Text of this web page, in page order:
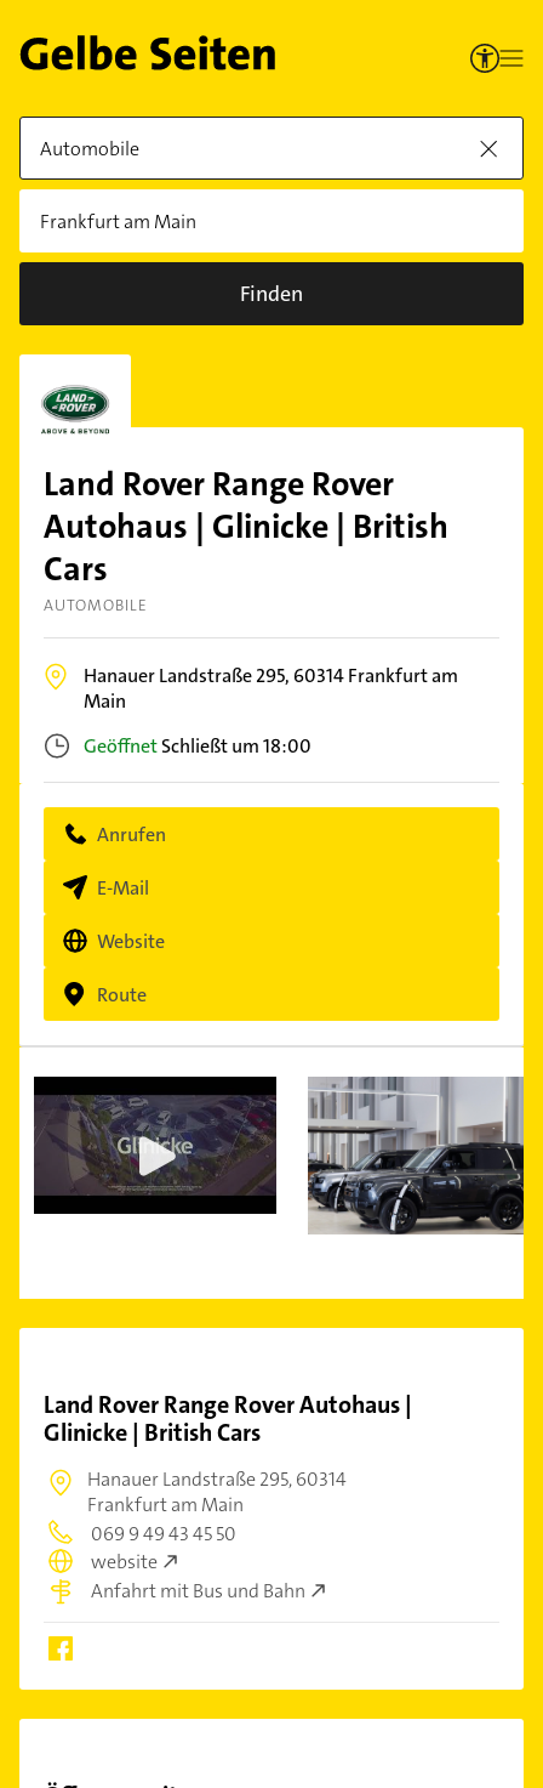
Finden
Land Rover Range Rover
Autohaus | Glinicke | British
Cars
AUTOMOBILE
Hanauer Landstraße 295, 60314Frankfurt am
Main
GeöffnetSchließt um 18:00
Anrufen
E-Mail
Website
Route
Land Rover Range Rover Autohaus |
Glinicke | British Cars
Hanauer Landstraße 295,60314
Frankfurt am Main
069 9 49 43 45 50
website
Anfahrt mit Bus und Bahn